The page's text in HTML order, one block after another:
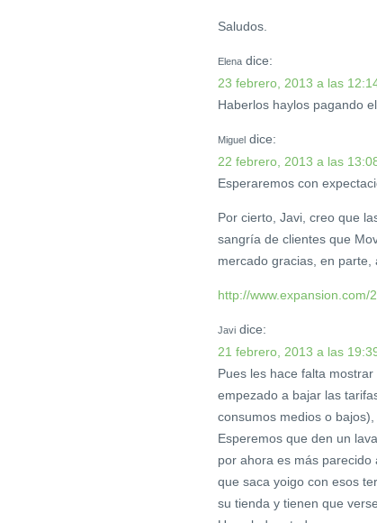
Saludos.
Elena dice:
23 febrero, 2013 a las
Haberlos haylos pagando
Miguel dice:
22 febrero, 2013 a las
Esperaremos con
Por cierto, Javi, creo que
sangría de clientes que
mercado gracias, en parte,
http://
Javi dice:
21 febrero, 2013 a las
Pues les hace falta
empezado a bajar las
consumos medios o
Esperemos que den un
por ahora es más
que saca yoigo con esos
su tienda y tienen que